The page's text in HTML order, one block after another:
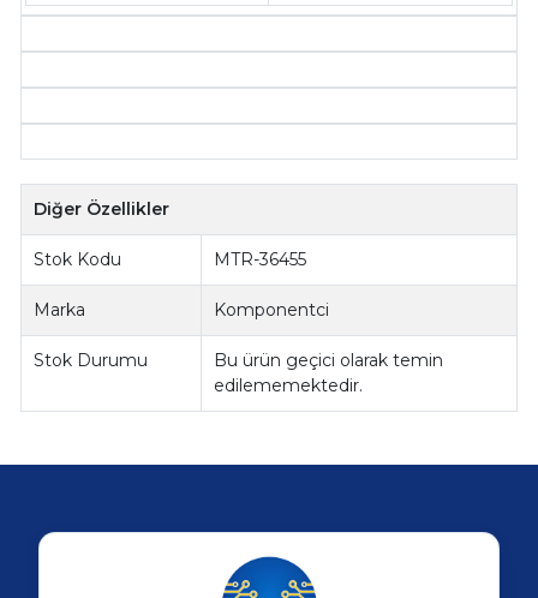
Diğer Özellikler
Stok Kodu MTR-36455
Marka Komponentci
Stok Durumu
Bu ürün geçici olarak temin
edilememektedir.